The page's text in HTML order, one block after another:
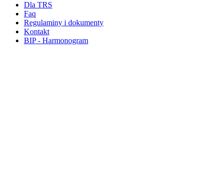
Dla TRS
Faq
Regulaminy i dokumenty
Kontakt
BIP - Harmonogram